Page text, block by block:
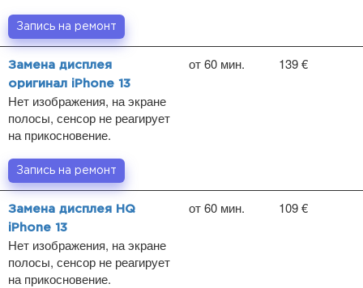
Запись на ремонт
Замена дисплея
оригинал iPhone 13
Нет изображения, на экране
полосы, сенсор не реагирует
на прикосновение.
от 60 мин. 139 €
Запись на ремонт
Замена дисплея HQ
iPhone 13
Нет изображения, на экране
полосы, сенсор не реагирует
на прикосновение.
от 60 мин. 109 €